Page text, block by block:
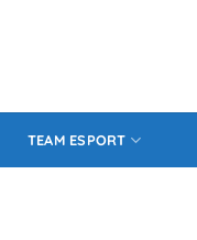
TEAM ESPORT